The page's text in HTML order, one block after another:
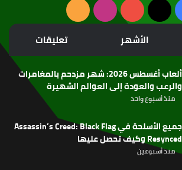
فيسبوك
‫X
‫YouTubeانستقرامملخص
الموقع
RSS
الأشهر تعليقات
ألعاب أغسطس 2026: شهر مزدحم بالمغامرات
والرعب والعودة إلى العوالم الشهيرة
منذ أسبوع واحد
جميع الأسلحة في Assassin’s Creed: Black Flag
Resynced وكيف تحصل عليها
منذ أسبوعين